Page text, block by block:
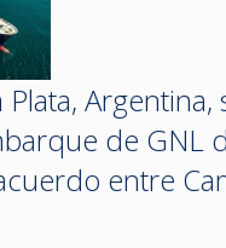
Argentina,
de GNL
entre